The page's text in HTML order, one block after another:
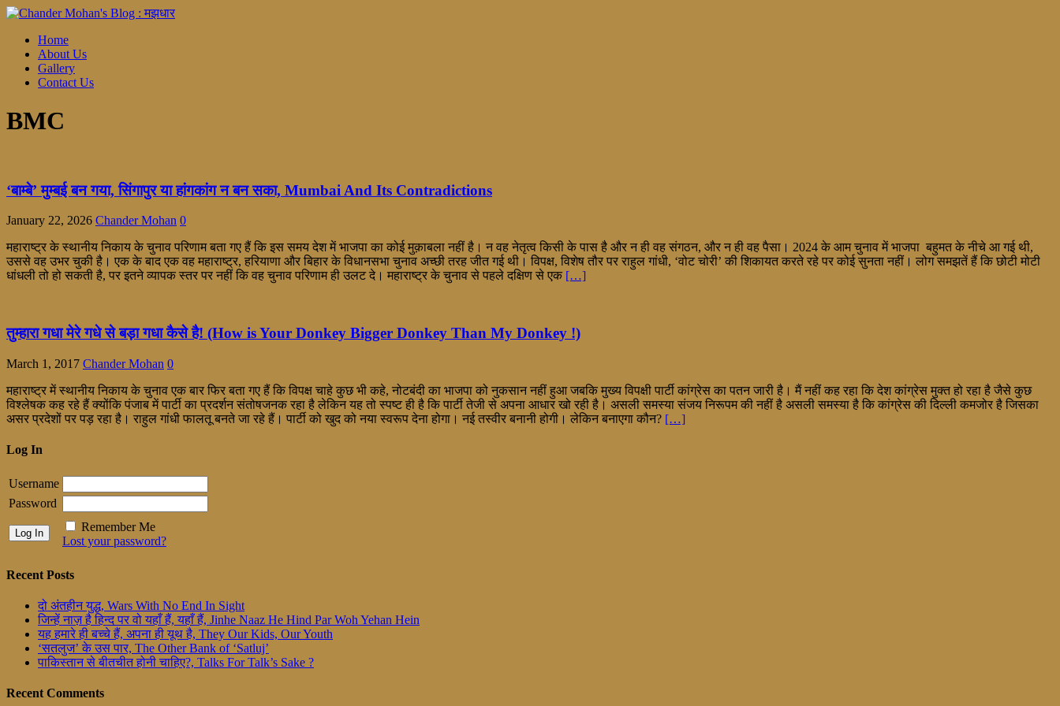
Home
About Us
Gallery
Contact Us
BMC
‘बाम्बे’ मुम्बई बन गया, सिंगापुर या हांगकांग न बन सका, Mumbai And Its Contradictions
January 22, 2026 Chander Mohan 0
महाराष्ट्र के स्थानीय निकाय के चुनाव परिणाम बता गए हैं कि इस समय देश में भाजपा का कोई मुक़ाबला नहीं है। न वह नेतृत्व किसी के पास है और न ही वह संगठन, और न ही वह पैसा। 2024 के आम चुनाव में भाजपा बहुमत के नीचे आ गई थी,
उससे वह उभर चुकी है। एक के बाद एक वह महाराष्ट्र, हरियाणा और बिहार के विधानसभा चुनाव अच्छी तरह जीत गई थी। विपक्ष, विशेष तौर पर राहुल गांधी, ‘वोट चोरी’ की शिकायत करते रहे पर कोई सुनता नहीं। लोग समझतें हैं कि छोटी मोटी
धांधली तो हो सकती है, पर इतने व्यापक स्तर पर नहीं कि वह चुनाव परिणाम ही उलट दे। महाराष्ट्र के चुनाव से पहले दक्षिण से एक […]
तुम्हारा गधा मेरे गधे से बड़ा गधा कैसे है! (How is Your Donkey Bigger Donkey Than My Donkey !)
March 1, 2017 Chander Mohan 0
महाराष्ट्र में स्थानीय निकाय के चुनाव एक बार फिर बता गए हैं कि विपक्ष चाहे कुछ भी कहे, नोटबंदी का भाजपा को नुकसान नहीं हुआ जबकि मुख्य विपक्षी पार्टी कांग्रेस का पतन जारी है। मैं नहीं कह रहा कि देश कांग्रेस मुक्त हो रहा है जैसे कुछ
विश्लेषक कह रहे हैं क्योंकि पंजाब में पार्टी का प्रदर्शन संतोषजनक रहा है लेकिन यह तो स्पष्ट ही है कि पार्टी तेजी से अपना आधार खो रही है। असली समस्या संजय निरूपम की नहीं है असली समस्या है कि कांग्रेस की दिल्ली कमजोर है जिसका
असर प्रदेशों पर पड़ रहा है। राहुल गांधी फालतू बनते जा रहे हैं। पार्टी को खुद को नया स्वरूप देना होगा। नई तस्वीर बनानी होगी। लेकिन बनाएगा कौन? […]
Log In
Username
Password
Remember Me
Lost your password?
Recent Posts
दो अंतहीन युद्ध, Wars With No End In Sight
जिन्हें नाज़ है हिन्द पर वो यहाँ हैं, यहाँ हैं, Jinhe Naaz He Hind Par Woh Yehan Hein
यह हमारे ही बच्चे हैं, अपना ही यूथ है, They Our Kids, Our Youth
‘सतलुज’ के उस पार, The Other Bank of ‘Satluj’
पाकिस्तान से बीतचीत होनी चाहिए?, Talks For Talk’s Sake ?
Recent Comments